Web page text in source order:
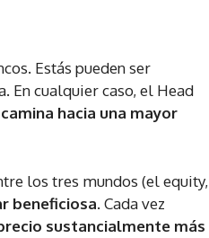
Estás pueden ser
En cualquier caso, el Head
hacia una mayor
los tres mundos (el equity,
beneficiosa. Cada vez
sustancialmente más